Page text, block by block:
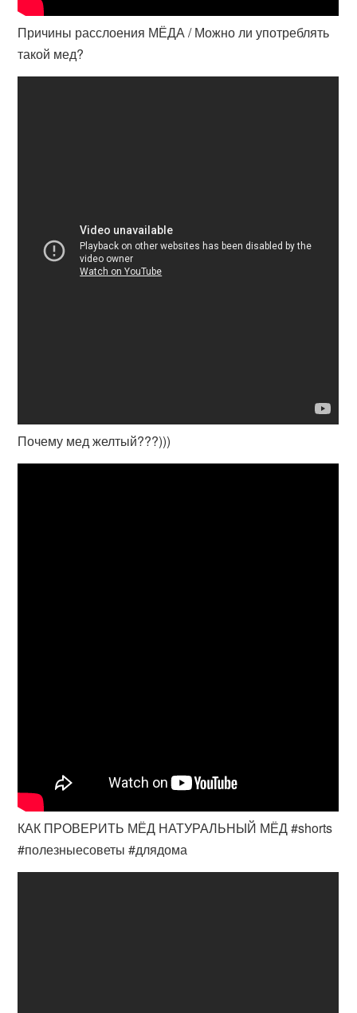
Причины расслоения МЁДА / Можно ли употреблять
такой мед?
Почему мед желтый???)))
КАК ПРОВЕРИТЬ МЁД НАТУРАЛЬНЫЙ МЁД #shorts
#полезныесоветы #длядома